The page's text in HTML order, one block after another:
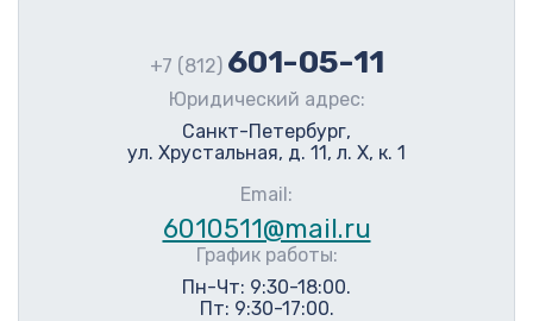
+7 (812) 601-05-11
Юридический адрес:
Санкт-Петербург,
ул. Хрустальная, д. 11, л. Х, к. 1
Email:
6010511@mail.ru
График работы:
Пн-Чт: 9:30-18:00.
Пт: 9:30-17:00.